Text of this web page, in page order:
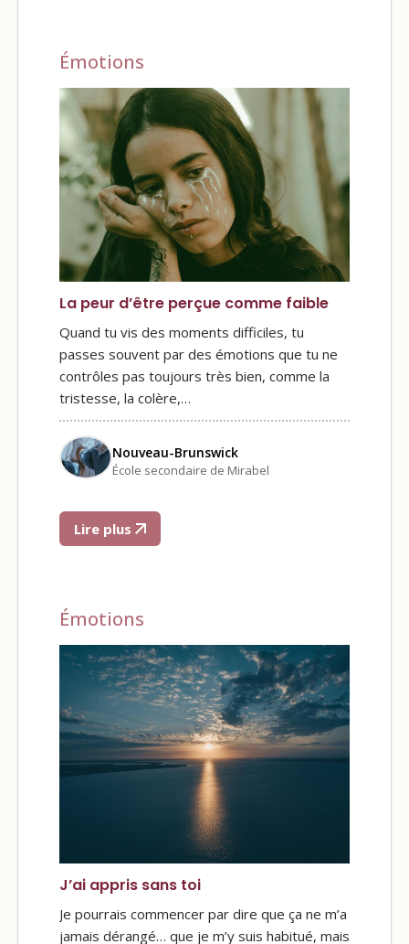
Émotions
La peur d’être perçue comme faible
Quand tu vis des moments difficiles, tu
passes souvent par des émotions que tu ne
contrôles pas toujours très bien, comme la
tristesse, la colère,…
Nouveau-Brunswick
École secondaire de Mirabel
Lire plus
Émotions
J’ai appris sans toi
Je pourrais commencer par dire que ça ne m’a
jamais dérangé… que je m’y suis habitué, mais